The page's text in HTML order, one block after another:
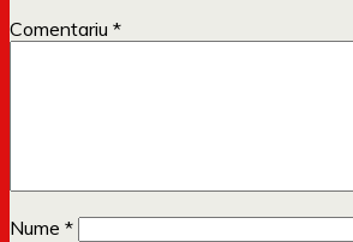
Comentariu *
Nume *